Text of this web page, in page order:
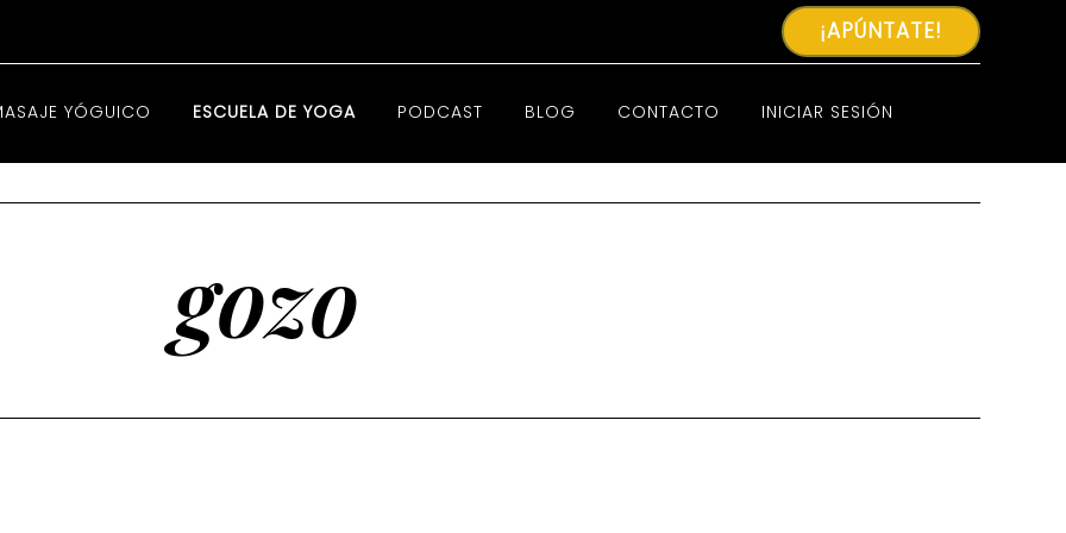
¡APÚNTATE!
YÓGUICO ESCUELA DE YOGA PODCAST BLOG CONTACTO INICIAR SESIÓN
gozo